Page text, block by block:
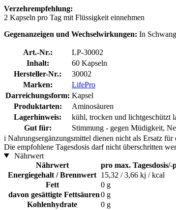
Verzehrempfehlung:
2 Kapseln pro Tag mit Flüssigkeit einnehmen
Gegenanzeigen und Wechselwirkungen: In
Art.-Nr.:
LP-30002
Inhalt:
60 Kapseln
Hersteller-Nr.:
30002
Marken:
LifePro
Darreichungsform: Kapsel
Produktarten:
Aminosäuren
Lagerhinweis:
kühl, trocken und lichtgeschützt
Gut für:
Stimmung - gegen Müdigkeit,
i Nahrungsergänzungsmittel dienen nicht als Ersatz
Die empfohlene Tagesdosis darf nicht überschritten
Nährwert
Nährwert
pro max.
Energiegehalt / Brennwert 15,32 / 3,66 kj / kcal
Fett
0 g
davon gesättigte Fettsäuren0 g
Kohlenhydrate
0 g